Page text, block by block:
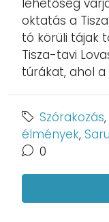
lehetőség
oktatás a
tó körüli tájak
Tisza-tavi
túrákat, ahol a
Szórakozás,
élmények,
0